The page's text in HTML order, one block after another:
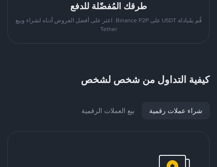
طرقك المُفضّلة للدفع
قُم بمُبادلة USDT على Binance P2P. اعثر على أفضل العروض أدناه لشراء وبيع
Tether
كيفية التداول من شخص لشخص
شراء عملات رقمية بيع العملات الرقمية